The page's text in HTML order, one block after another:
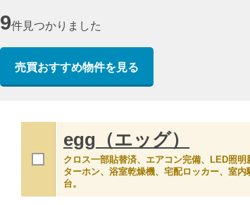
9件見つかりました
売買おすすめ物件を見る
egg（エッグ）
クロス一部貼替済、エアコン完備、LED照
ターホン、浴室乾燥機、宅配ロッカー、室
台。